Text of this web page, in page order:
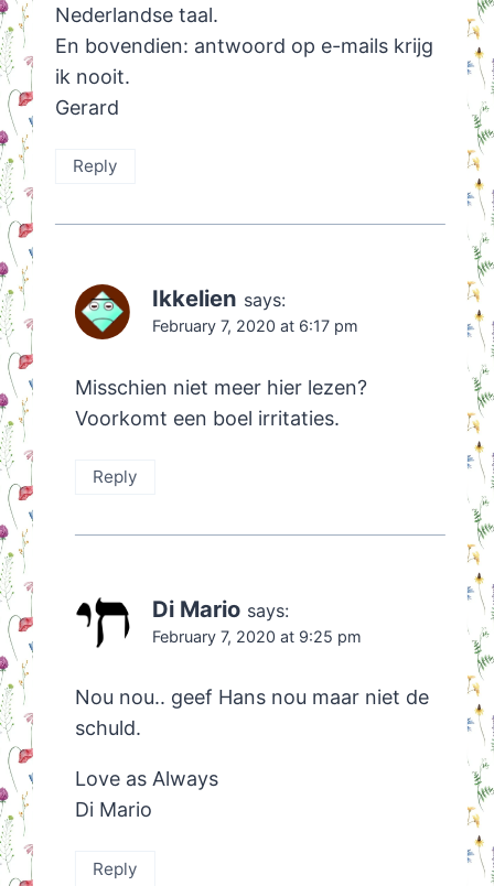
Nederlandse taal.
En bovendien: antwoord op e-mails krijg
ik nooit.
Gerard
Reply
Ikkelien says:
February 7, 2020 at 6:17 pm
Misschien niet meer hier lezen?
Voorkomt een boel irritaties.
Reply
Di Mario says:
February 7, 2020 at 9:25 pm
Nou nou.. geef Hans nou maar niet de
schuld.
Love as Always
Di Mario
Reply